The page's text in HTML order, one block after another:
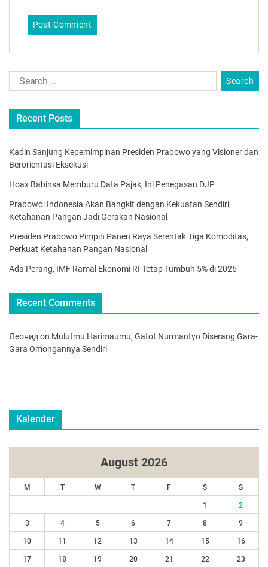
Recent Posts
Kadin Sanjung Kepemimpinan Presiden Prabowo yang Visioner dan
Berorientasi Eksekusi
Hoax Babinsa Memburu Data Pajak, Ini Penegasan DJP
Prabowo: Indonesia Akan Bangkit dengan Kekuatan Sendiri,
Ketahanan Pangan Jadi Gerakan Nasional
Presiden Prabowo Pimpin Panen Raya Serentak Tiga Komoditas,
Perkuat Ketahanan Pangan Nasional
Ada Perang, IMF Ramal Ekonomi RI Tetap Tumbuh 5% di 2026
Recent Comments
Леонидon Mulutmu Harimaumu, Gatot Nurmantyo Diserang Gara-
Gara Omongannya Sendiri
Kalender
August 2026
M T W T F S S
1 2
3 4 5 6 7 8 9
10 11 12 13 14 15 16
17 18 19 20 21 22 23